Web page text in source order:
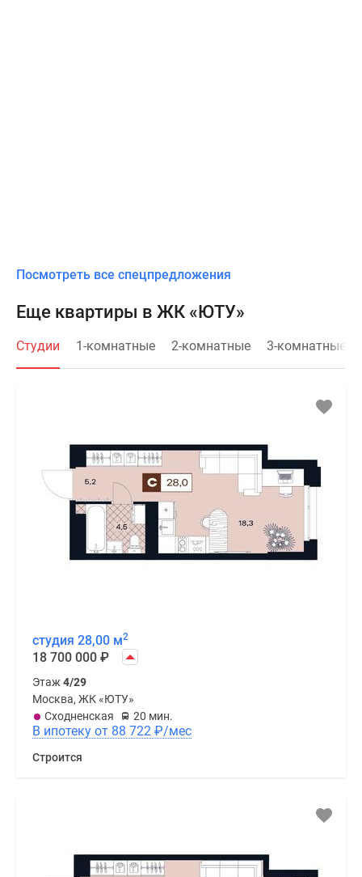
Посмотреть все спецпредложения
Еще квартиры в ЖК «ЮТУ»
Студии 1-комнатные 2-комнатные 3-комнатные
студия 28,00 м2
18 700 000 ₽
Этаж4/29
Москва, ЖК «ЮТУ»
Сходненская
20 мин.
В ипотеку от 88 722 ₽/мес
Строится